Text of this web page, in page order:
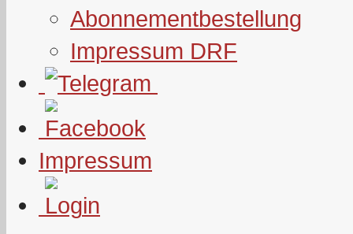
Abonnementbestellung
Impressum DRF
Impressum